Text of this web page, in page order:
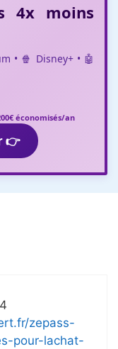
4x moins
• 🍿 Disney+ • 🤖
économisés/an
👉
zepass-
pour-lachat-